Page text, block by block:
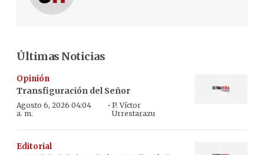
Últimas Noticias
Opinión
Transfiguración del Señor
Agosto 6, 2026 04:04
a. m.
· P. Víctor
Urrestarazu
Editorial